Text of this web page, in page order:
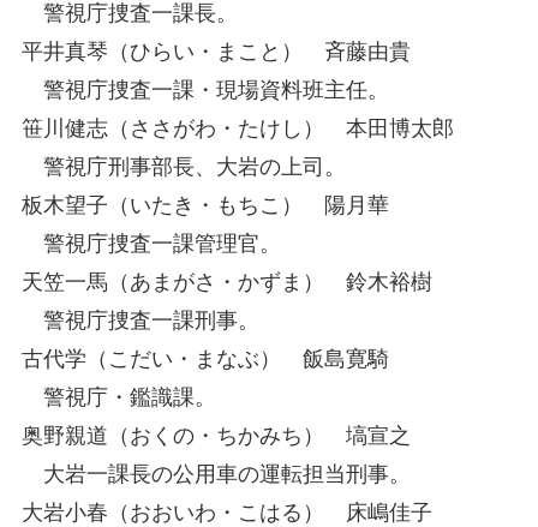
警視庁捜査一課長。
平井真琴（ひらい・まこと） 斉藤由貴
警視庁捜査一課・現場資料班主任。
笹川健志（ささがわ・たけし） 本田博太郎
警視庁刑事部長、大岩の上司。
板木望子（いたき・もちこ） 陽月華
警視庁捜査一課管理官。
天笠一馬（あまがさ・かずま） 鈴木裕樹
警視庁捜査一課刑事。
古代学（こだい・まなぶ） 飯島寛騎
警視庁・鑑識課。
奥野親道（おくの・ちかみち） 塙宣之
大岩一課長の公用車の運転担当刑事。
大岩小春（おおいわ・こはる） 床嶋佳子